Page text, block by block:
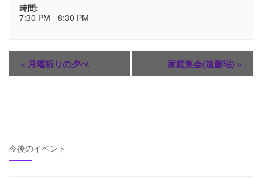
時間:
7:30 PM - 8:30 PM
« 月曜祈りの夕べ 家庭集会(遠藤宅) »
今後のイベント